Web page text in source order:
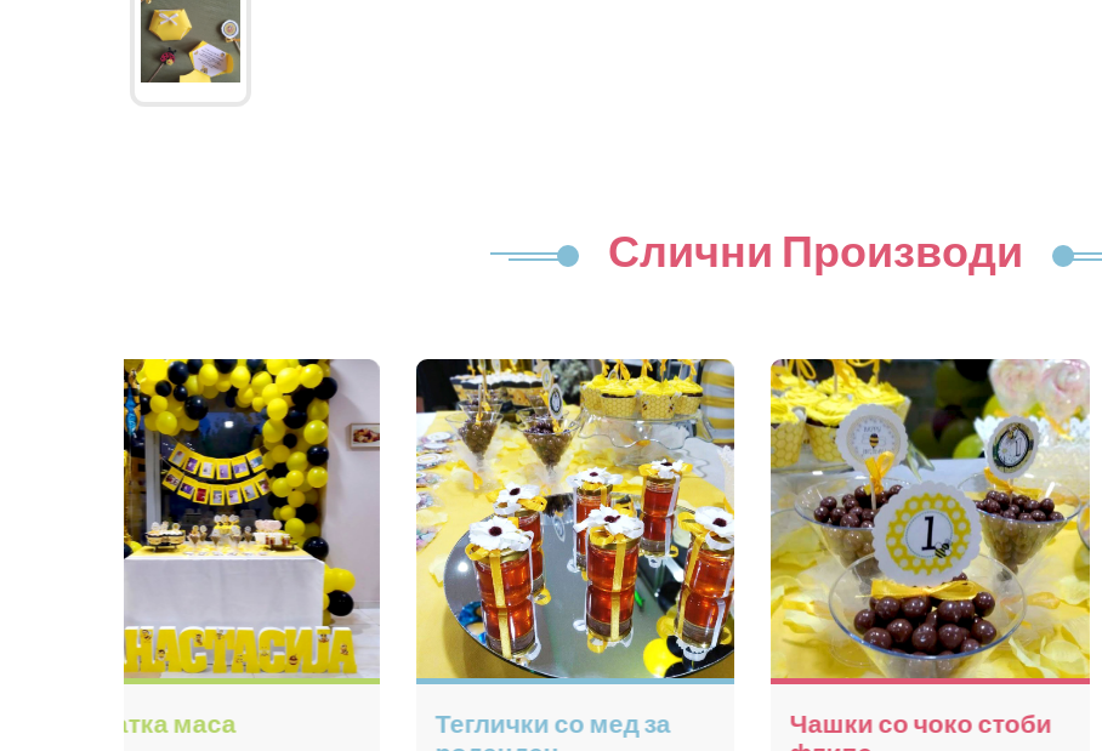
Слични Производи
чоко стоби
Пуканки